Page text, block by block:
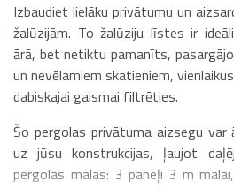
Izbaudiet lielāku privātumu un
žalūzijām. To žalūziju līstes ir
ārā, bet netiktu pamanīts,
un nevēlamiem skatieniem,
dabiskajai gaismai filtrēties.
Šo pergolas privātuma aizsegu
uz jūsu konstrukcijas, ļaujot
pergolas malas: 3 paneļi 3 m